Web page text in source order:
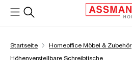
springen
Startseite Homeoffice Möbel & Zubehör
Höhenverstellbare Schreibtische